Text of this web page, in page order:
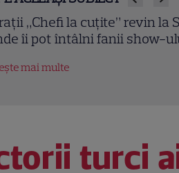
Özaydın se alătură
interpreta prima iubire a
mai multe
turci